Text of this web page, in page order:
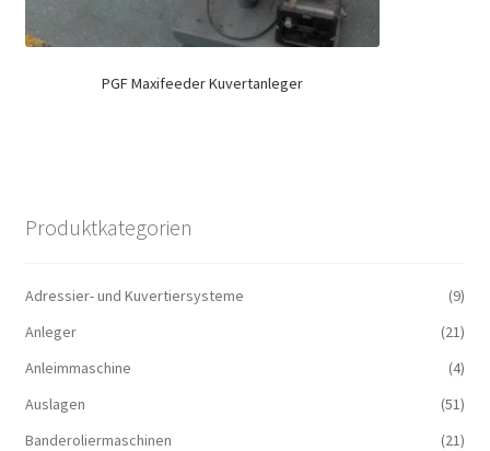
PGF Maxifeeder Kuvertanleger
Produktkategorien
Adressier- und Kuvertiersysteme
(9)
Anleger
(21)
Anleimmaschine
(4)
Auslagen
(51)
Banderoliermaschinen
(21)